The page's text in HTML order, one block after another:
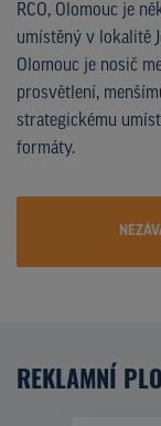
RCO, Olomouc je
umístěný v lokalitě
Olomouc je nosič
prosvětlení,
strategickému
formáty.
REKLAMNÍ